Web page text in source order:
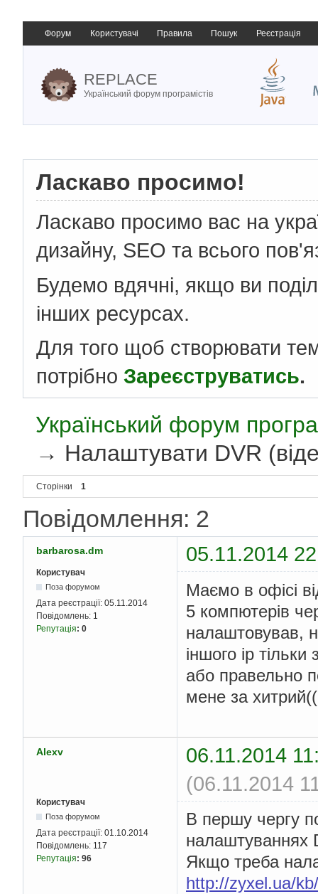
Форум Користувачі Правила Пошук Реєстрація
REPLACE
Український форум програмістів
Ласкаво просимо!
Ласкаво просимо вас на
дизайну, SEO та всього
Будемо вдячні, якщо ви
інших ресурсах.
Для того щоб створювати
потрібно Зареєструватись.
Український форум
→ Налаштувати DVR
Сторінки 1
Повідомлення: 2
barbarosa.dm 05.11.2014
Користувач
Поза форумом
Дата реєстрації: 05.11.2014
Повідомлень: 1
Репутація: 0
Маємо в офісі
5 компютерів
налаштовував,
іншого ір
або правельно
мене за
Alexv
06.11.2014
(06.11.2014
Користувач
Поза форумом
Дата реєстрації: 01.10.2014
Повідомлень: 117
Репутація: 96
В першу чергу
налаштуваннях
Якщо треба
http://zyxel.ua/